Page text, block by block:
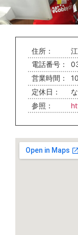
住所：
電話番号：
営業時間：
定休日：
参照：